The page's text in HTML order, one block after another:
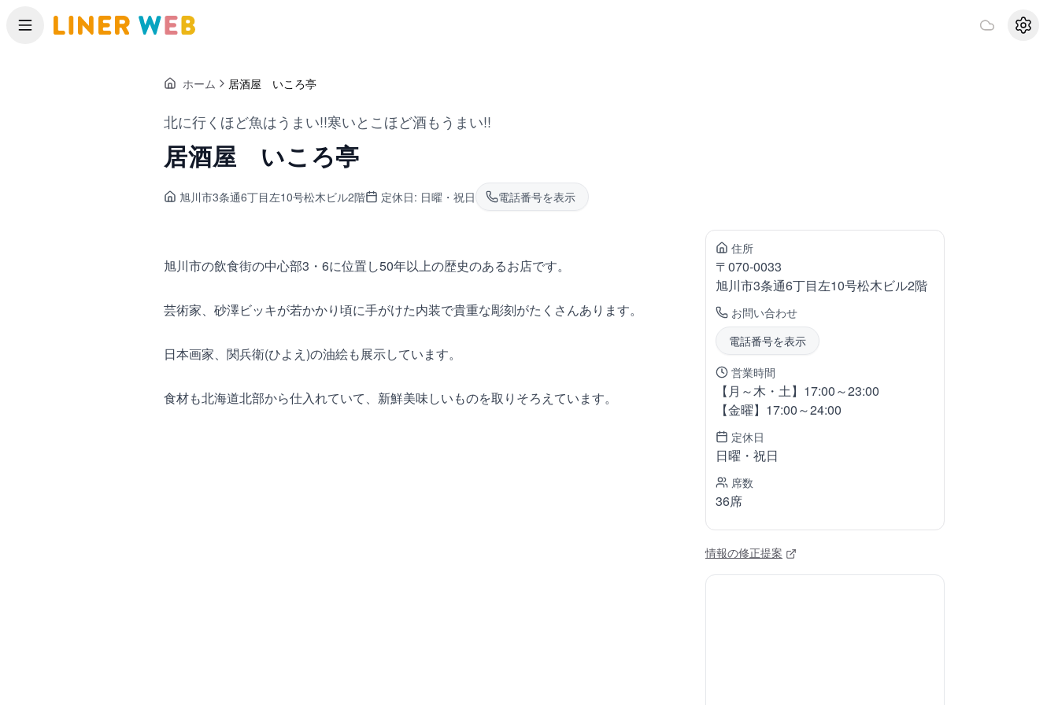
メニュー 設定
ホーム 居酒屋 いころ亭
北に行くほど魚はうまい!!寒いとこほど酒もうまい!!
居酒屋 いころ亭
旭川市3条通6丁目左10号松木ビル2階 定休日: 日曜・祝日 電話番号を表示
旭川市の飲食街の中心部3・6に位置し50年以上の歴史のあるお店です。
芸術家、砂澤ビッキが若かかり頃に手がけた内装で貴重な彫刻がたくさんあります。
日本画家、関兵衛(ひよえ)の油絵も展示しています。
食材も北海道北部から仕入れていて、新鮮美味しいものを取りそろえています。
住所
〒070-0033
旭川市3条通6丁目左10号松木ビル2階
お問い合わせ
電話番号を表示
営業時間
【月～木・土】17:00～23:00
【金曜】17:00～24:00
定休日
日曜・祝日
席数
36席
情報の修正提案